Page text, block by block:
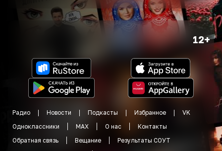
12+
Радио Новости Подкасты Избранное
VK
Одноклассники
MAX О нас
Контакты
Обратная связь
Вещание
Результаты СОУТ